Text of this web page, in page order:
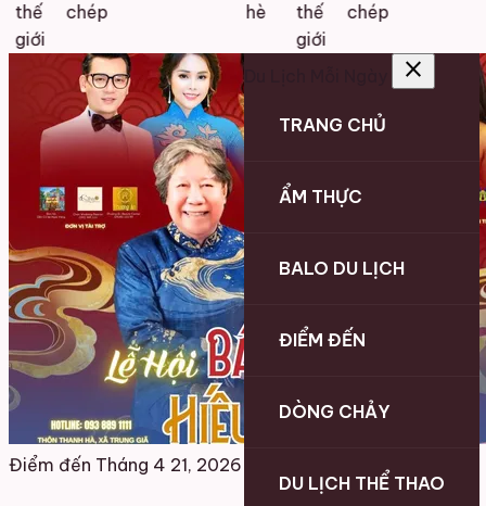
thế
giới
chép
hè
thế
giới
chép
close
TRANG CHỦ
ẨM THỰC
BALO DU LỊCH
ĐIỂM ĐẾN
DÒNG CHẢY
DU LỊCH THỂ THAO
Điểm đến Tháng 4 21, 2026